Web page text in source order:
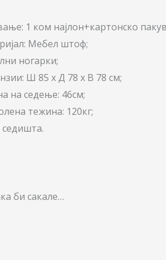
1 ком најлон+картонско
Мебел штоф;
ногарки;
Ш 85 x Д 78 x В 78 см;
на седење: 46см;
тежина: 120кг;
би сакале…